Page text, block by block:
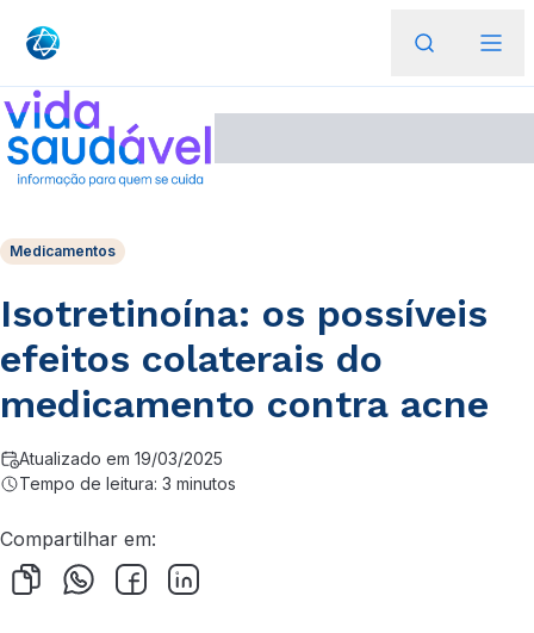
Medicamentos
Isotretinoína: os possíveis
efeitos colaterais do
medicamento contra acne
Atualizado em 19/03/2025
Tempo de leitura: 3 minutos
Compartilhar em: